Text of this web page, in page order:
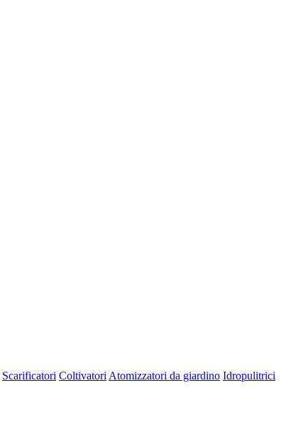
Scarificatori Coltivatori Atomizzatori da giardino Idropulitrici